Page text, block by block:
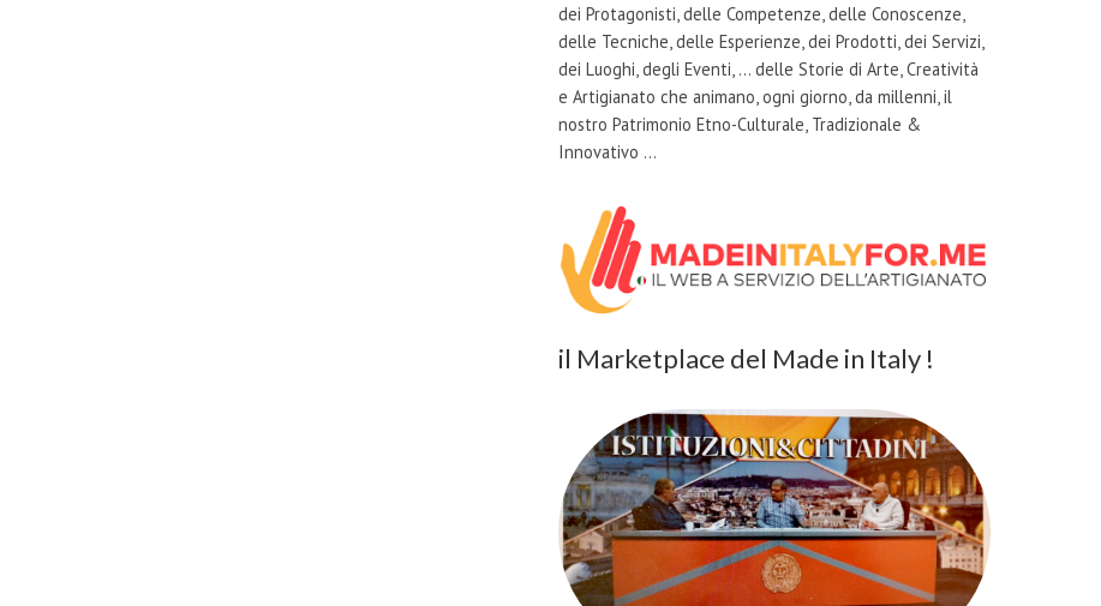
dei Protagonisti, delle Competenze, delle Conoscenze,
delle Tecniche, delle Esperienze, dei Prodotti, dei Servizi,
dei Luoghi, degli Eventi, … delle Storie di Arte, Creatività
e Artigianato che animano, ogni giorno, da millenni, il
nostro Patrimonio Etno-Culturale, Tradizionale &
Innovativo …
il Marketplace del Made in Italy !